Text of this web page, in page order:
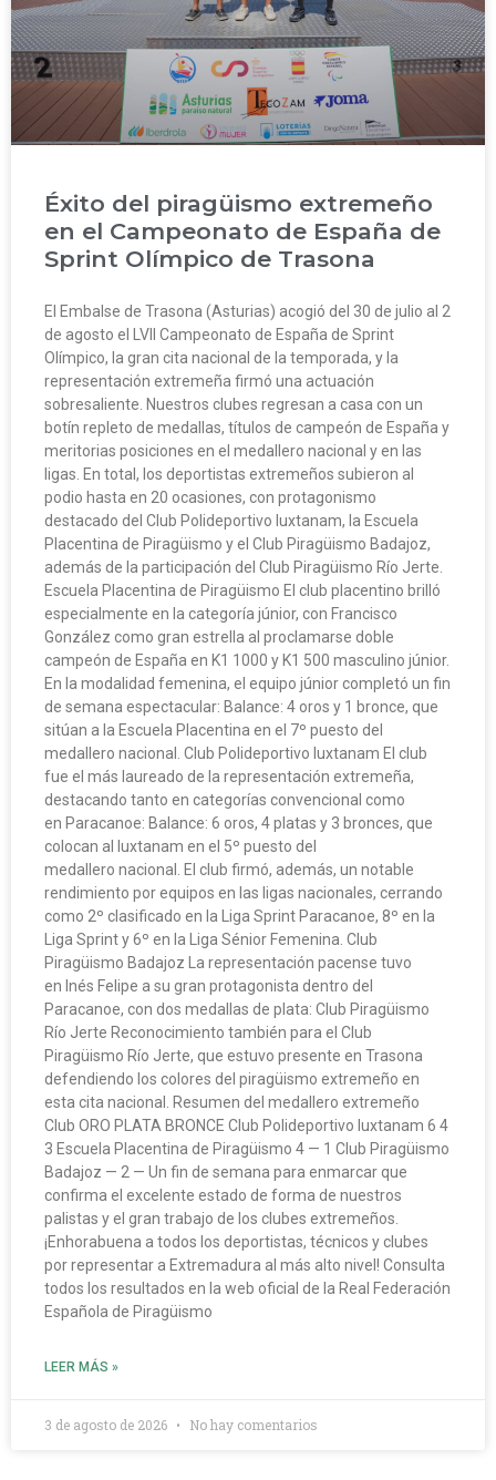
Éxito del piragüismo extremeño
en el Campeonato de España de
Sprint Olímpico de Trasona
El Embalse de Trasona (Asturias) acogió del 30 de julio al 2
de agosto el LVII Campeonato de España de Sprint
Olímpico, la gran cita nacional de la temporada, y la
representación extremeña firmó una actuación
sobresaliente. Nuestros clubes regresan a casa con un
botín repleto de medallas, títulos de campeón de España y
meritorias posiciones en el medallero nacional y en las
ligas. En total, los deportistas extremeños subieron al
podio hasta en 20 ocasiones, con protagonismo
destacado del Club Polideportivo Iuxtanam, la Escuela
Placentina de Piragüismo y el Club Piragüismo Badajoz,
además de la participación del Club Piragüismo Río Jerte.
Escuela Placentina de Piragüismo El club placentino brilló
especialmente en la categoría júnior, con Francisco
González como gran estrella al proclamarse doble
campeón de España en K1 1000 y K1 500 masculino júnior.
En la modalidad femenina, el equipo júnior completó un fin
de semana espectacular: Balance: 4 oros y 1 bronce, que
sitúan a la Escuela Placentina en el 7º puesto del
medallero nacional. Club Polideportivo Iuxtanam El club
fue el más laureado de la representación extremeña,
destacando tanto en categorías convencional como
en Paracanoe: Balance: 6 oros, 4 platas y 3 bronces, que
colocan al Iuxtanam en el 5º puesto del
medallero nacional. El club firmó, además, un notable
rendimiento por equipos en las ligas nacionales, cerrando
como 2º clasificado en la Liga Sprint Paracanoe, 8º en la
Liga Sprint y 6º en la Liga Sénior Femenina. Club
Piragüismo Badajoz La representación pacense tuvo
en Inés Felipe a su gran protagonista dentro del
Paracanoe, con dos medallas de plata: Club Piragüismo
Río Jerte Reconocimiento también para el Club
Piragüismo Río Jerte, que estuvo presente en Trasona
defendiendo los colores del piragüismo extremeño en
esta cita nacional. Resumen del medallero extremeño
Club ORO PLATA BRONCE Club Polideportivo Iuxtanam 6 4
3 Escuela Placentina de Piragüismo 4 — 1 Club Piragüismo
Badajoz — 2 — Un fin de semana para enmarcar que
confirma el excelente estado de forma de nuestros
palistas y el gran trabajo de los clubes extremeños.
¡Enhorabuena a todos los deportistas, técnicos y clubes
por representar a Extremadura al más alto nivel! Consulta
todos los resultados en la web oficial de la Real Federación
Española de Piragüismo
LEER MÁS »
3 de agosto de 2026 No hay comentarios